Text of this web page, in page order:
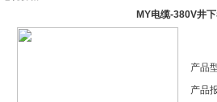
MY电缆-380V井
产品
产品